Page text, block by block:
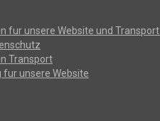
fur unsere Website und
Transport
fur unsere Website